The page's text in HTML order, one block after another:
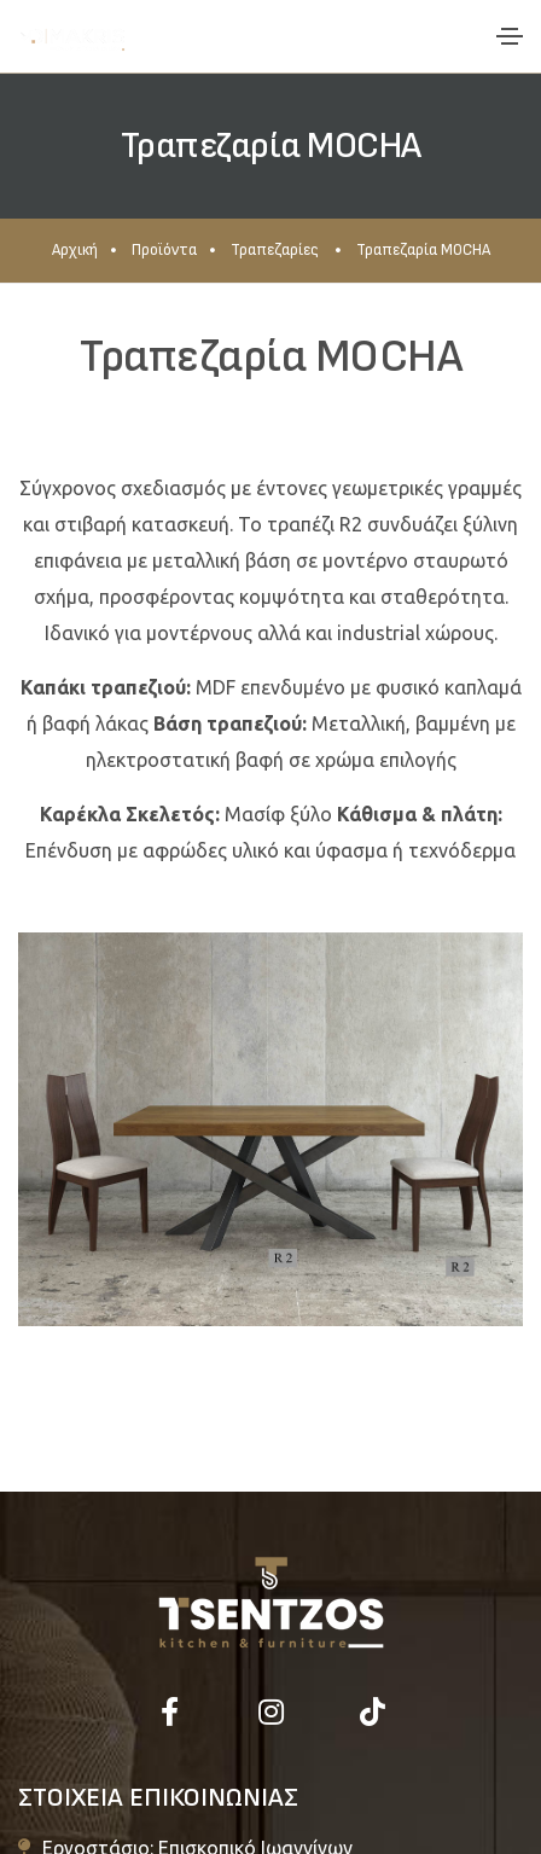
Τραπεζαρία MOCHA
Αρχική Προϊόντα Τραπεζαρίες Τραπεζαρία MOCHA
Τραπεζαρία MOCHA
Σύγχρονος σχεδιασμός με έντονες γεωμετρικές γραμμές
και στιβαρή κατασκευή. Το τραπέζι R2 συνδυάζει ξύλινη
επιφάνεια με μεταλλική βάση σε μοντέρνο σταυρωτό
σχήμα, προσφέροντας κομψότητα και σταθερότητα.
Ιδανικό για μοντέρνους αλλά και industrial χώρους.
Καπάκι τραπεζιού:MDF επενδυμένο με φυσικό καπλαμά
ή βαφή λάκας Βάση τραπεζιού:Μεταλλική, βαμμένη με
ηλεκτροστατική βαφή σε χρώμα επιλογής
Καρέκλα Σκελετός:Μασίφ ξύλο Κάθισμα & πλάτη:
Επένδυση με αφρώδες υλικό και ύφασμα ή τεχνόδερμα
ΣΤΟΙΧΕΙΑ ΕΠΙΚΟΙΝΩΝΙΑΣ
Εργοστάσιο: Επισκοπικό Ιωαννίνων